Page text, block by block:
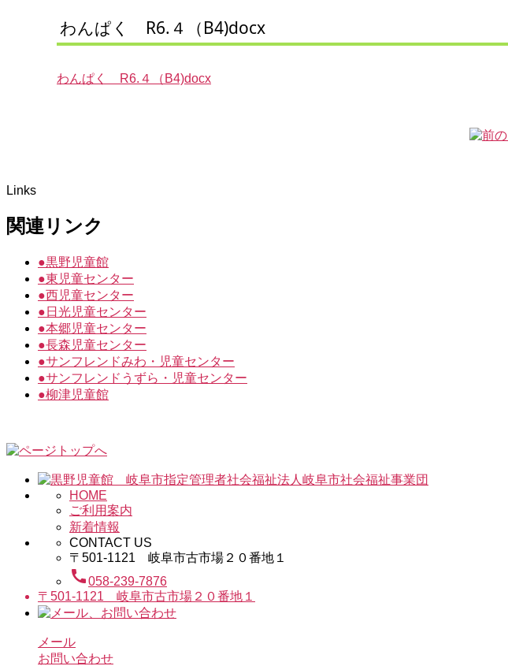
わんぱく R6.４（B4)docx
わんぱく R6.４（B4)docx
Links
関連リンク
●黒野児童館
●東児童センター
●西児童センター
● 日光児童センター
●本郷児童センター
●長森児童センター
●サンフレンドみわ・児童センター
●サンフレンドうずら・児童センター
●柳津児童館
HOME
ご利用案内
新着情報
CONTACT US
〒501-1121 岐阜市古市場２０番地１
call058-239-7876
〒501-1121 岐阜市古市場２０番地１
メール
お問い合わせ